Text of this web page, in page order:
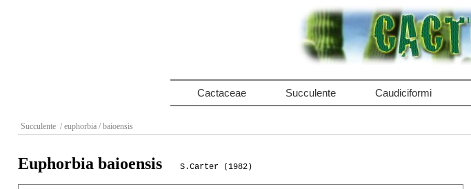
Cactaceae Succulente Caudiciformi
Succulente / euphorbia / baioensis
Euphorbia baioensis S.Carter (1982)